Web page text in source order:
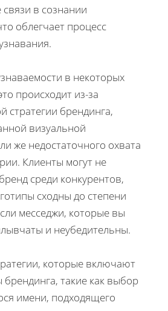
в сознании
облегчает процесс
в некоторых
происходит из-за
стратегии брендинга,
визуальной
же недостаточного охвата
Клиенты могут не
среди конкурентов,
сходны до степени
месседжи, которые вы
и неубедительны.
которые включают
брендинга, такие как выбор
имени, подходящего